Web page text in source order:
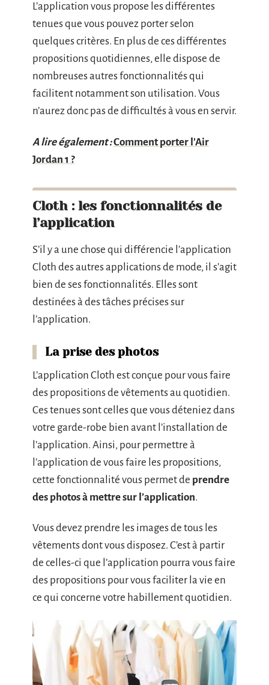
L’application vous propose les différentes
tenues que vous pouvez porter selon
quelques critères. En plus de ces différentes
propositions quotidiennes, elle dispose de
nombreuses autres fonctionnalités qui
facilitent notamment son utilisation. Vous
n’aurez donc pas de difficultés à vous en servir.
A lire également :Comment porter l'Air
Jordan 1 ?
Cloth : les fonctionnalités de
l’application
S’il y a une chose qui différencie l’application
Cloth des autres applications de mode, il s’agit
bien de ses fonctionnalités. Elles sont
destinées à des tâches précises sur
l’application.
La prise des photos
L’application Cloth est conçue pour vous faire
des propositions de vêtements au quotidien.
Ces tenues sont celles que vous déteniez dans
votre garde-robe bien avant l’installation de
l’application. Ainsi, pour permettre à
l’application de vous faire les propositions,
cette fonctionnalité vous permet de prendre
des photos à mettre sur l’application.
Vous devez prendre les images de tous les
vêtements dont vous disposez. C’est à partir
de celles-ci que l’application pourra vous faire
des propositions pour vous faciliter la vie en
ce qui concerne votre habillement quotidien.